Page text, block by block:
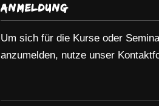
Anmeldung
Um sich für die Kurse oder
anzumelden, nutze unser